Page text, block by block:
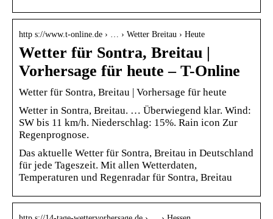
http s://www.t-online.de › … › Wetter Breitau › Heute
Wetter für Sontra, Breitau |
Vorhersage für heute – T-Online
Wetter für Sontra, Breitau | Vorhersage für heute
Wetter in Sontra, Breitau. … Überwiegend klar. Wind:
SW bis 11 km/h. Niederschlag: 15%. Rain icon Zur
Regenprognose.
Das aktuelle Wetter für Sontra, Breitau in Deutschland
für jede Tageszeit. Mit allen Wetterdaten,
Temperaturen und Regenradar für Sontra, Breitau